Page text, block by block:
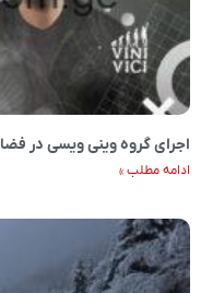
اجرای گروه وینی ویسی در
ادامه مطلب »